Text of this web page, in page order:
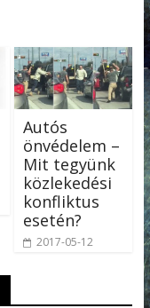
Autós
önvédelem –
Mit tegyünk
közlekedési
konfliktus
esetén?
2017-05-12